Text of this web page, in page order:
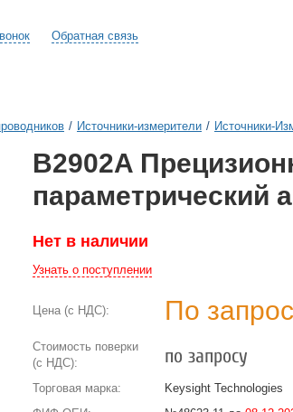
Обратная связь
/ Источники-измерители / Источники-
B2902A
параметрический
Нет в наличии
Узнать о поступлении
Цена (с НДС): По
Стоимость поверки
(с НДС):
по запросу
Торговая марка:
Keysight Technologies